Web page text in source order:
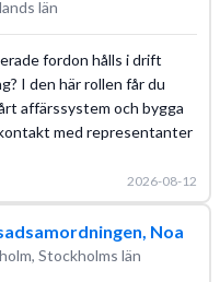
län
fordon hålls i drift
I den här rollen får du
affärssystem och bygga
med representanter
2026-08-12
Noa
Stockholms län